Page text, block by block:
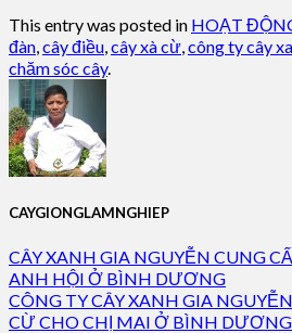
This entry was posted in HOẠT
đàn,cây điều,cây xà cừ,công ty cây
chăm sóc cây.
CAYGIONGLAMNGHIEP
CÂY XANH GIA NGUYỄN CUNG
ANH HỘI Ở BÌNH DƯƠNG
CÔNG TY CÂY XANH GIA
CỪ CHO CHỊ MAI Ở BÌNH DƯƠNG